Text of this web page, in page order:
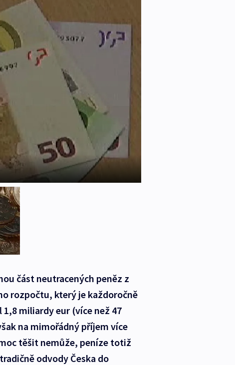
část neutracených peněz z
rozpočtu, který je každoročně
miliardy eur (více než 47
na mimořádný příjem více
těšit nemůže, peníze totiž
odvody Česka do